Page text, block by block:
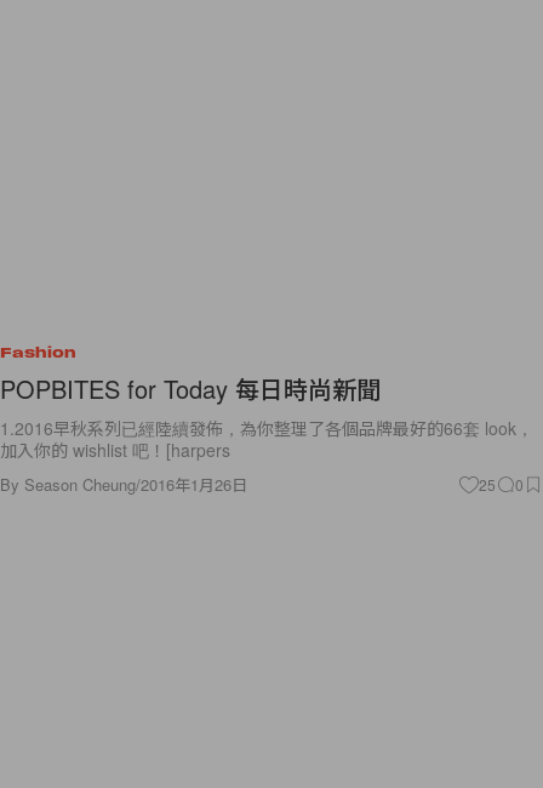
Fashion
POPBITES for Today 每日時尚新聞
1.2016早秋系列已經陸續發佈，為你整理了各個品牌最好的66套 look，
加入你的 wishlist 吧！[harpers
By Season Cheung/2016年1月26日 25 0